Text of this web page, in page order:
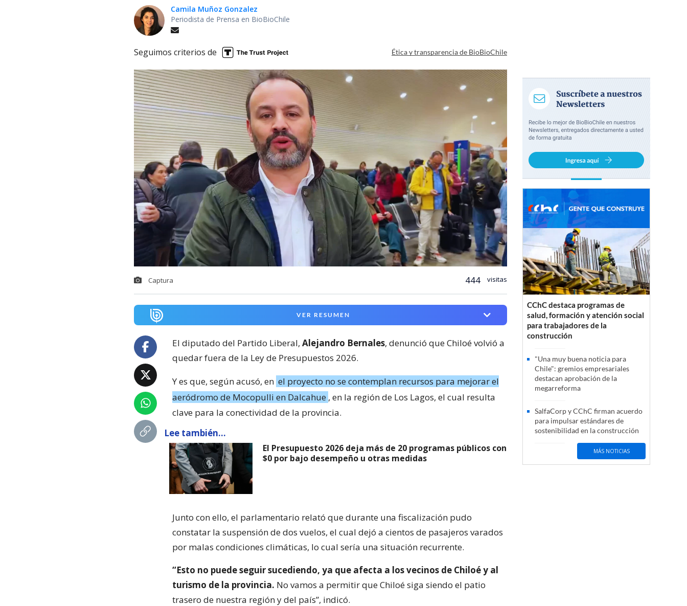
Camila Muñoz Gonzalez
Periodista de Prensa en BioBioChile
Seguimos criterios de Ética y transparencia de BioBioChile
Captura 444 visitas
VER RESUMEN
El diputado del Partido Liberal, Alejandro Bernales, denunció que Chiloé volvió a
quedar fuera de la Ley de Presupuestos 2026.
Y es que, según acusó, en el proyecto no se contemplan recursos para mejorar el
aeródromo de Mocopulli en Dalcahue , en la región de Los Lagos, el cual resulta
clave para la conectividad de la provincia.
Lee también...
El Presupuesto 2026 deja más de 20 programas públicos con
$0 por bajo desempeño u otras medidas
Junto con ello, el parlamentario relató que durante una fiscalización pudo
constatar la suspensión de dos vuelos, el cual dejó a cientos de pasajeros varados
por malas condiciones climáticas, lo cual sería una situación recurrente.
“Esto no puede seguir sucediendo, ya que afecta a los vecinos de Chiloé y al
turismo de la provincia. No vamos a permitir que Chiloé siga siendo el patio
trasero de nuestra región y del país”, indicó.
CChC destaca programas de
salud, formación y atención social
para trabajadores de la
construcción
"Una muy buena noticia para
Chile": gremios empresariales
destacan aprobación de la
megarreforma
SalfaCorp y CChC firman acuerdo
para impulsar estándares de
sostenibilidad en la construcción
MÁS NOTICIAS